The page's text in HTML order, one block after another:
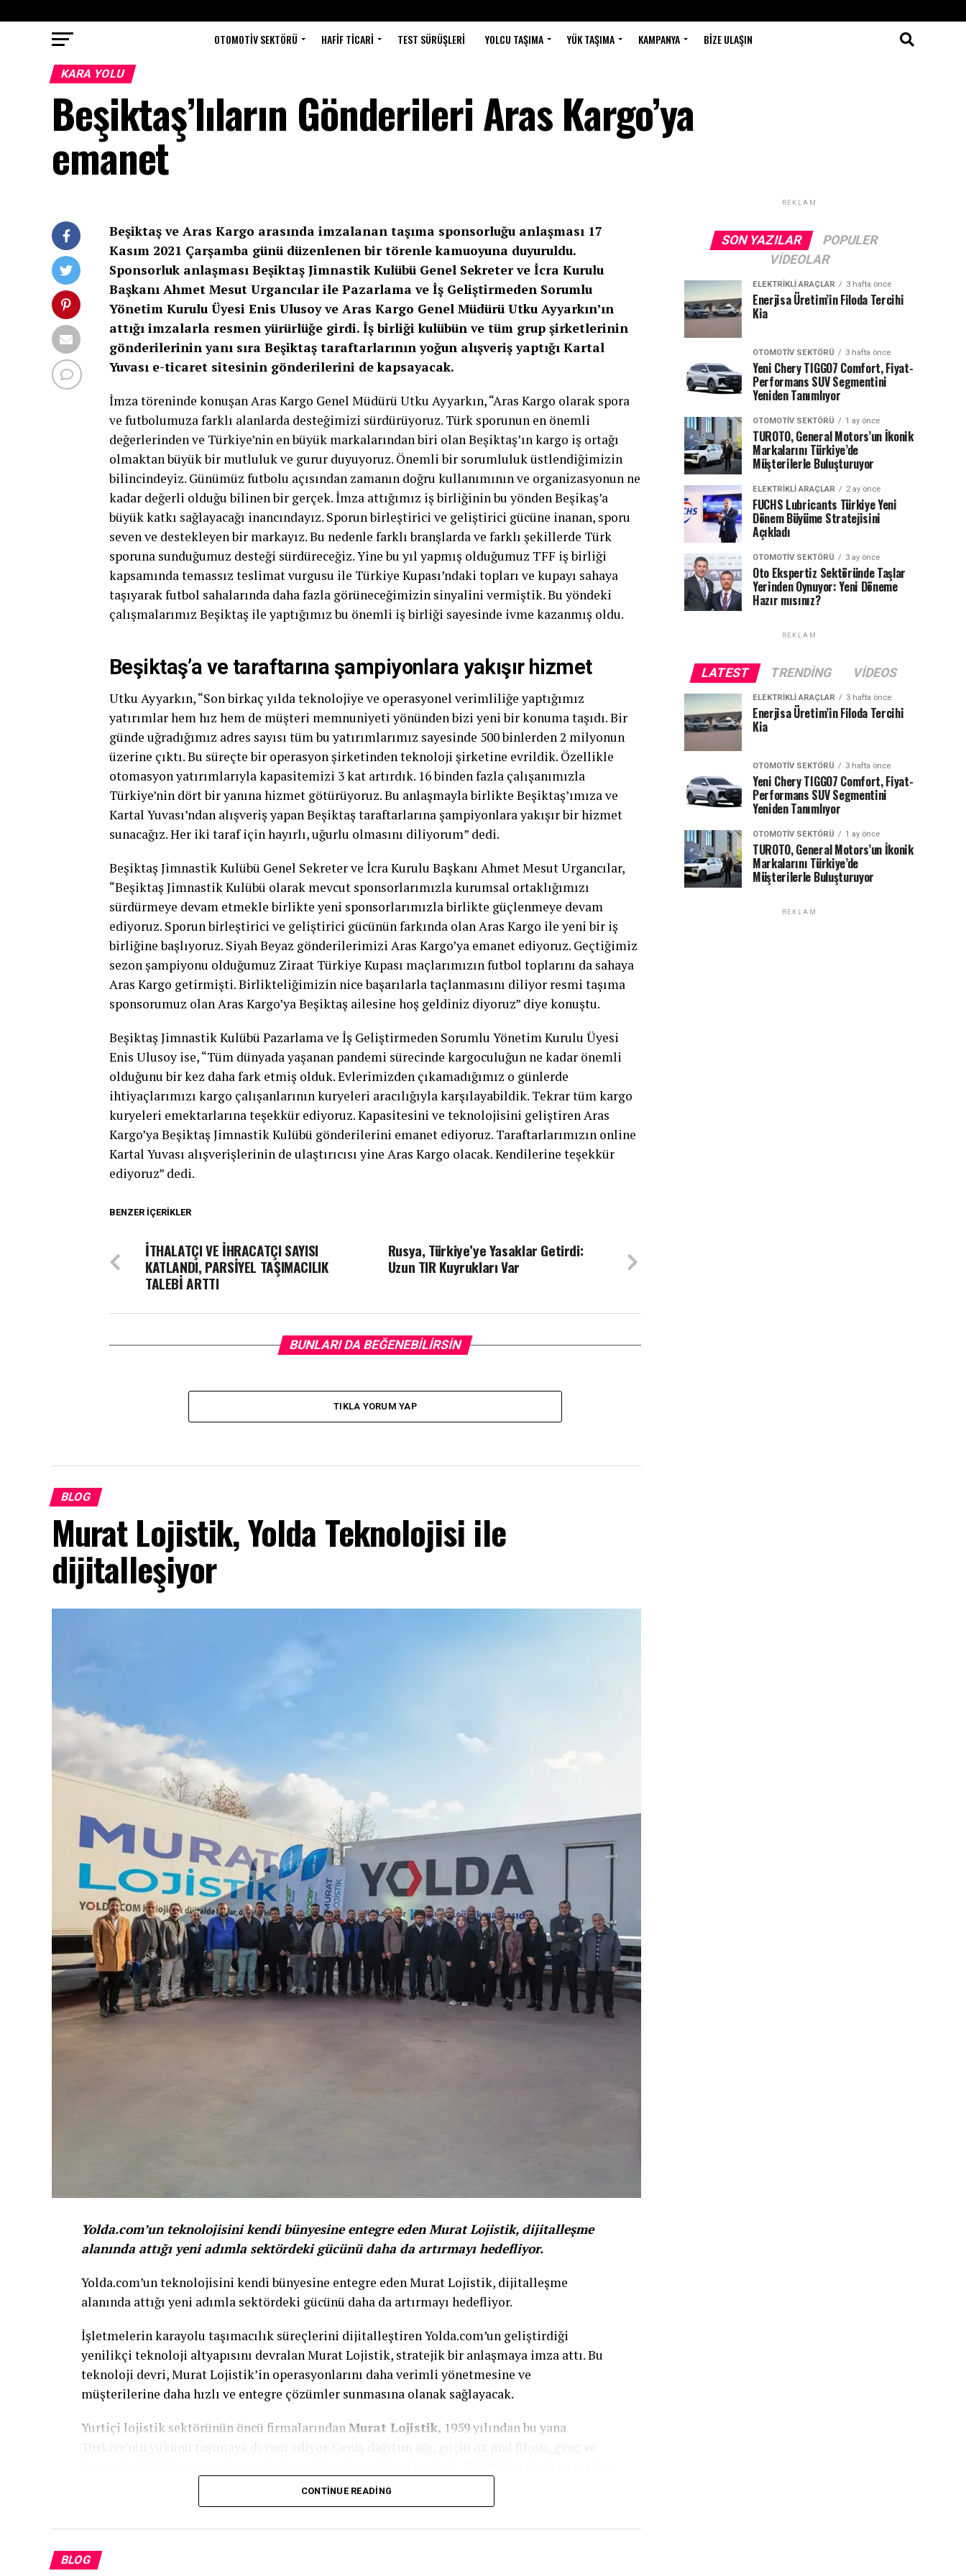
OTOMOTIV SEKTÖRÜ HAFIF TICARI TEST SÜRÜŞLERI YOLCU TAŞIMA YÜK TAŞIMA KAMPANYA BIZE ULAŞIN
KARA YOLU
Beşiktaş’lıların Gönderileri Aras Kargo’ya
emanet
Beşiktaş ve Aras Kargo arasında imzalanan taşıma sponsorluğu anlaşması 17
Kasım 2021 Çarşamba günü düzenlenen bir törenle kamuoyuna duyuruldu.
Sponsorluk anlaşması Beşiktaş Jimnastik Kulübü Genel Sekreter ve İcra Kurulu
Başkanı Ahmet Mesut Urgancılar ile Pazarlama ve İş Geliştirmeden Sorumlu
Yönetim Kurulu Üyesi Enis Ulusoy ve Aras Kargo Genel Müdürü Utku Ayyarkın’ın
attığı imzalarla resmen yürürlüğe girdi. İş birliği kulübün ve tüm grup şirketlerinin
gönderilerinin yanı sıra Beşiktaş taraftarlarının yoğun alışveriş yaptığı Kartal
Yuvası e-ticaret sitesinin gönderilerini de kapsayacak.
İmza töreninde konuşan Aras Kargo Genel Müdürü Utku Ayyarkın, “Aras Kargo olarak spora
ve futbolumuza farklı alanlarda desteğimizi sürdürüyoruz. Türk sporunun en önemli
değerlerinden ve Türkiye’nin en büyük markalarından biri olan Beşiktaş’ın kargo iş ortağı
olmaktan büyük bir mutluluk ve gurur duyuyoruz. Önemli bir sorumluluk üstlendiğimizin
bilincindeyiz. Günümüz futbolu açısından zamanın doğru kullanımının ve organizasyonun ne
kadar değerli olduğu bilinen bir gerçek. İmza attığımız iş birliğinin bu yönden Beşikaş’a
büyük katkı sağlayacağı inancındayız. Sporun birleştirici ve geliştirici gücüne inanan, sporu
seven ve destekleyen bir markayız. Bu nedenle farklı branşlarda ve farklı şekillerde Türk
sporuna sunduğumuz desteği sürdüreceğiz. Yine bu yıl yapmış olduğumuz TFF iş birliği
kapsamında temassız teslimat vurgusu ile Türkiye Kupası’ndaki topları ve kupayı sahaya
taşıyarak futbol sahalarında daha fazla görüneceğimizin sinyalini vermiştik. Bu yöndeki
çalışmalarımız Beşiktaş ile yaptığımız bu önemli iş birliği sayesinde ivme kazanmış oldu.
Beşiktaş’a ve taraftarına şampiyonlara yakışır hizmet
Utku Ayyarkın, “Son birkaç yılda teknolojiye ve operasyonel verimliliğe yaptığımız
yatırımlar hem hız hem de müşteri memnuniyeti yönünden bizi yeni bir konuma taşıdı. Bir
günde uğradığımız adres sayısı tüm bu yatırımlarımız sayesinde 500 binlerden 2 milyonun
üzerine çıktı. Bu süreçte bir operasyon şirketinden teknoloji şirketine evrildik. Özellikle
otomasyon yatırımlarıyla kapasitemizi 3 kat artırdık. 16 binden fazla çalışanımızla
Türkiye’nin dört bir yanına hizmet götürüyoruz. Bu anlaşmayla birlikte Beşiktaş’ımıza ve
Kartal Yuvası’ndan alışveriş yapan Beşiktaş taraftarlarına şampiyonlara yakışır bir hizmet
sunacağız. Her iki taraf için hayırlı, uğurlu olmasını diliyorum” dedi.
Beşiktaş Jimnastik Kulübü Genel Sekreter ve İcra Kurulu Başkanı Ahmet Mesut Urgancılar,
“Beşiktaş Jimnastik Kulübü olarak mevcut sponsorlarımızla kurumsal ortaklığımızı
sürdürmeye devam etmekle birlikte yeni sponsorlarımızla birlikte güçlenmeye devam
ediyoruz. Sporun birleştirici ve geliştirici gücünün farkında olan Aras Kargo ile yeni bir iş
birliğine başlıyoruz. Siyah Beyaz gönderilerimizi Aras Kargo’ya emanet ediyoruz. Geçtiğimiz
sezon şampiyonu olduğumuz Ziraat Türkiye Kupası maçlarımızın futbol toplarını da sahaya
Aras Kargo getirmişti. Birlikteliğimizin nice başarılarla taçlanmasını diliyor resmi taşıma
sponsorumuz olan Aras Kargo’ya Beşiktaş ailesine hoş geldiniz diyoruz” diye konuştu.
Beşiktaş Jimnastik Kulübü Pazarlama ve İş Geliştirmeden Sorumlu Yönetim Kurulu Üyesi
Enis Ulusoy ise, “Tüm dünyada yaşanan pandemi sürecinde kargoculuğun ne kadar önemli
olduğunu bir kez daha fark etmiş olduk. Evlerimizden çıkamadığımız o günlerde
ihtiyaçlarımızı kargo çalışanlarının kuryeleri aracılığıyla karşılayabildik. Tekrar tüm kargo
kuryeleri emektarlarına teşekkür ediyoruz. Kapasitesini ve teknolojisini geliştiren Aras
Kargo’ya Beşiktaş Jimnastik Kulübü gönderilerini emanet ediyoruz. Taraftarlarımızın online
Kartal Yuvası alışverişlerinin de ulaştırıcısı yine Aras Kargo olacak. Kendilerine teşekkür
ediyoruz” dedi.
BENZER İÇERIKLER
Rusya, Türkiye’ye Yasaklar Getirdi:
Uzun TIR Kuyrukları Var
İTHALATÇI VE İHRACATÇI SAYISI
KATLANDI, PARSİYEL TAŞIMACILIK
TALEBİ ARTTI
BUNLARI DA BEĞENEBILIRSIN
TIKLA YORUM YAP
BLOG
Murat Lojistik, Yolda Teknolojisi ile
dijitalleşiyor
Yolda.com’un teknolojisini kendi bünyesine entegre eden Murat Lojistik, dijitalleşme
alanında attığı yeni adımla sektördeki gücünü daha da artırmayı hedefliyor.
Yolda.com’un teknolojisini kendi bünyesine entegre eden Murat Lojistik, dijitalleşme
alanında attığı yeni adımla sektördeki gücünü daha da artırmayı hedefliyor.
İşletmelerin karayolu taşımacılık süreçlerini dijitalleştiren Yolda.com’un geliştirdiği
yenilikçi teknoloji altyapısını devralan Murat Lojistik, stratejik bir anlaşmaya imza attı. Bu
teknoloji devri, Murat Lojistik’in operasyonlarını daha verimli yönetmesine ve
müşterilerine daha hızlı ve entegre çözümler sunmasına olanak sağlayacak.
Yurtiçi lojistik sektörünün öncü firmalarındanMurat Lojistik, 1959 yılından bu yana
kiralık filomuzla soğuk, donuk, kuru gıda ve gıda dışı gönderileri, Türkiye’nin her noktasına
tam zamanında prensibine göre ulaştırıyor.
ile ilgili yaptığı açıklamada şunları söyledi: “Yolda.com’un teknoloji altyapısını satın alarak
CONTINUE READING
BLOG
REKLAM
SON YAZILAR
POPULER
VIDEOLAR
ELEKTRIKLI ARAÇLAR 3 hafta önce
Enerjisa Üretim’in Filoda Tercihi
Kia
OTOMOTIV SEKTÖRÜ 3 hafta önce
Yeni Chery TIGGO7 Comfort, Fiyat-
Performans SUV Segmentini
Yeniden Tanımlıyor
OTOMOTIV SEKTÖRÜ 1 ay önce
TUROTO, General Motors’un İkonik
Markalarını Türkiye’de
Müşterilerle Buluşturuyor
ELEKTRIKLI ARAÇLAR 2 ay önce
FUCHS Lubricants Türkiye Yeni
Dönem Büyüme Stratejisini
Açıkladı
OTOMOTIV SEKTÖRÜ 3 ay önce
Oto Ekspertiz Sektöründe Taşlar
Yerinden Oynuyor: Yeni Döneme
Hazır mısınız?
REKLAM
LATEST TRENDING VIDEOS
ELEKTRIKLI ARAÇLAR 3 hafta önce
Enerjisa Üretim’in Filoda Tercihi
Kia
OTOMOTIV SEKTÖRÜ 3 hafta önce
Yeni Chery TIGGO7 Comfort, Fiyat-
Performans SUV Segmentini
Yeniden Tanımlıyor
OTOMOTIV SEKTÖRÜ 1 ay önce
TUROTO, General Motors’un İkonik
Markalarını Türkiye’de
Müşterilerle Buluşturuyor
REKLAM